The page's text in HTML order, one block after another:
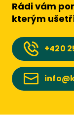
Rádi vám
kterým
+420